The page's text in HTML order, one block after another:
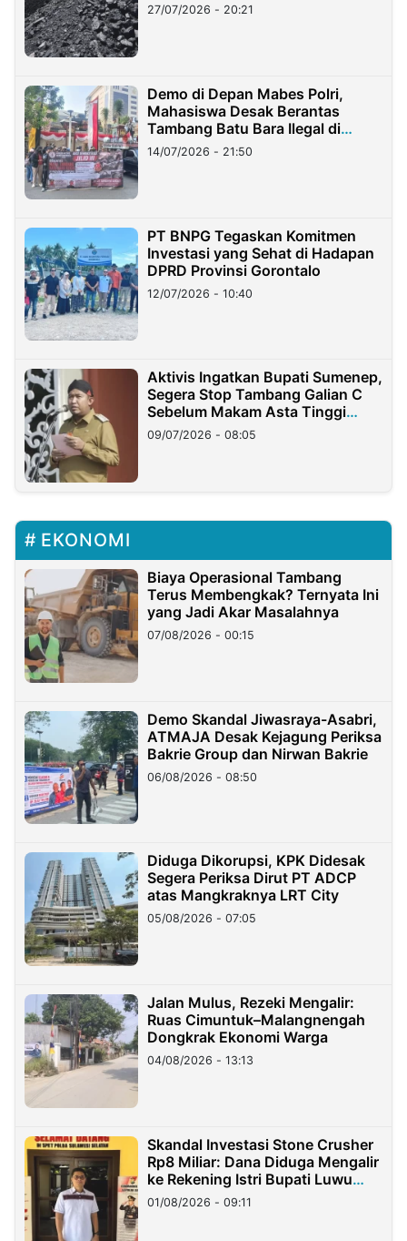
Stockpile
27/07/2026 - 20:21
Demo di Depan Mabes Polri,
Mahasiswa Desak Berantas
Tambang Batu Bara Ilegal di
Lampung
14/07/2026 - 21:50
PT BNPG Tegaskan Komitmen
Investasi yang Sehat di Hadapan
DPRD Provinsi Gorontalo
12/07/2026 - 10:40
Aktivis Ingatkan Bupati Sumenep,
Segera Stop Tambang Galian C
Sebelum Makam Asta Tinggi
Longsor
09/07/2026 - 08:05
EKONOMI
Biaya Operasional Tambang
Terus Membengkak? Ternyata Ini
yang Jadi Akar Masalahnya
07/08/2026 - 00:15
Demo Skandal Jiwasraya-Asabri,
ATMAJA Desak Kejagung Periksa
Bakrie Group dan Nirwan Bakrie
06/08/2026 - 08:50
Diduga Dikorupsi, KPK Didesak
Segera Periksa Dirut PT ADCP
atas Mangkraknya LRT City
05/08/2026 - 07:05
Jalan Mulus, Rezeki Mengalir:
Ruas Cimuntuk–Malangnengah
Dongkrak Ekonomi Warga
04/08/2026 - 13:13
Skandal Investasi Stone Crusher
Rp8 Miliar: Dana Diduga Mengalir
ke Rekening Istri Bupati Luwu
Timur
01/08/2026 - 09:11